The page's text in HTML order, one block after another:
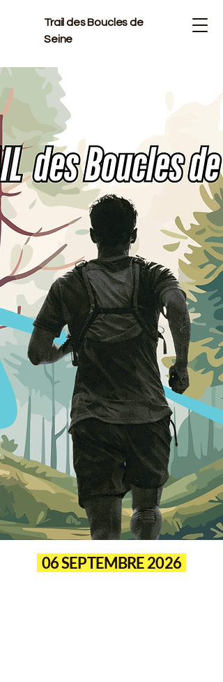
Trail des Boucles de
Seine
06 SEPTEMBRE 2026